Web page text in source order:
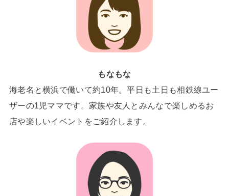
もなもな
海老名と横浜で働いて約10年。平日も土日も相鉄線ユー
ザーの1児ママです。家族や友人とみんなで楽しめるお
店や楽しいイベントをご紹介します。